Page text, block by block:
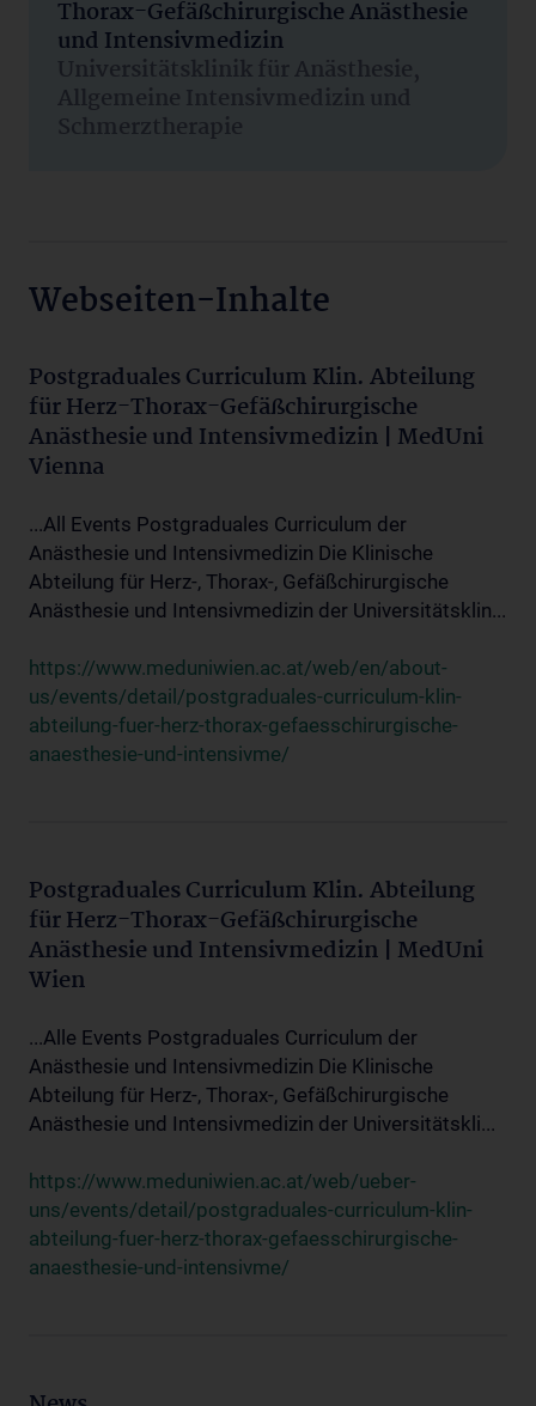
Thorax-Gefäßchirurgische Anästhesie
und Intensivmedizin
Universitätsklinik für Anästhesie,
Allgemeine Intensivmedizin und
Schmerztherapie
Webseiten-Inhalte
Postgraduales Curriculum Klin. Abteilung
für Herz-Thorax-Gefäßchirurgische
Anästhesie und Intensivmedizin | MedUni
Vienna
...All Events Postgraduales Curriculum der
Anästhesie und Intensivmedizin Die Klinische
Abteilung für Herz-, Thorax-, Gefäßchirurgische
Anästhesie und Intensivmedizin der Universitätsklin...
https://www.meduniwien.ac.at/web/en/about-
us/events/detail/postgraduales-curriculum-klin-
abteilung-fuer-herz-thorax-gefaesschirurgische-
anaesthesie-und-intensivme/
Postgraduales Curriculum Klin. Abteilung
für Herz-Thorax-Gefäßchirurgische
Anästhesie und Intensivmedizin | MedUni
Wien
...Alle Events Postgraduales Curriculum der
Anästhesie und Intensivmedizin Die Klinische
Abteilung für Herz-, Thorax-, Gefäßchirurgische
Anästhesie und Intensivmedizin der Universitätskli...
https://www.meduniwien.ac.at/web/ueber-
uns/events/detail/postgraduales-curriculum-klin-
abteilung-fuer-herz-thorax-gefaesschirurgische-
anaesthesie-und-intensivme/